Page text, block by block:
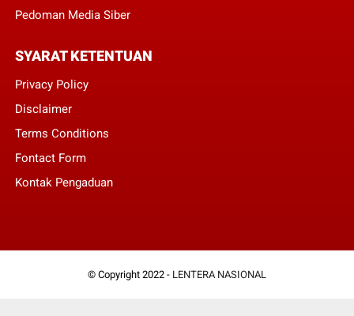
Pedoman Media Siber
SYARAT KETENTUAN
Privacy Policy
Disclaimer
Terms Conditions
Fontact Form
Kontak Pengaduan
© Copyright 2022 - LENTERA NASIONAL